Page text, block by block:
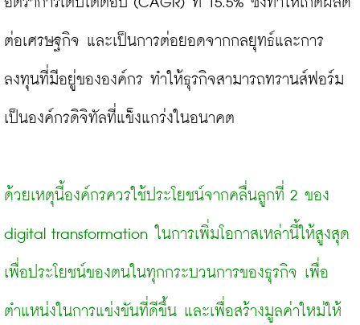
ต่อเศรษฐกิจ และเป็นการต่อยอดจากกลยุทธ์และการ
ลงทุนที่มีอยู่ขององค์กร ทำให้ธุรกิจสามารถทรานส์ฟอร์ม
เป็นองค์กรดิจิทัลที่แข็งแกร่งในอนาคต
ด้วยเหตุนี้องค์กรควรใช้ประโยชน์จากคลื่นลูกที่ 2 ของ
digital transformation ในการเพิ่มโอกาสเหล่านี้ให้สูงสุด
เพื่อประโยชน์ของตนในทุกกระบวนการของธุรกิจ เพื่อ
ตำแหน่งในการแข่งขันที่ดีขึ้น และเพื่อสร้างมูลค่าใหม่ให้